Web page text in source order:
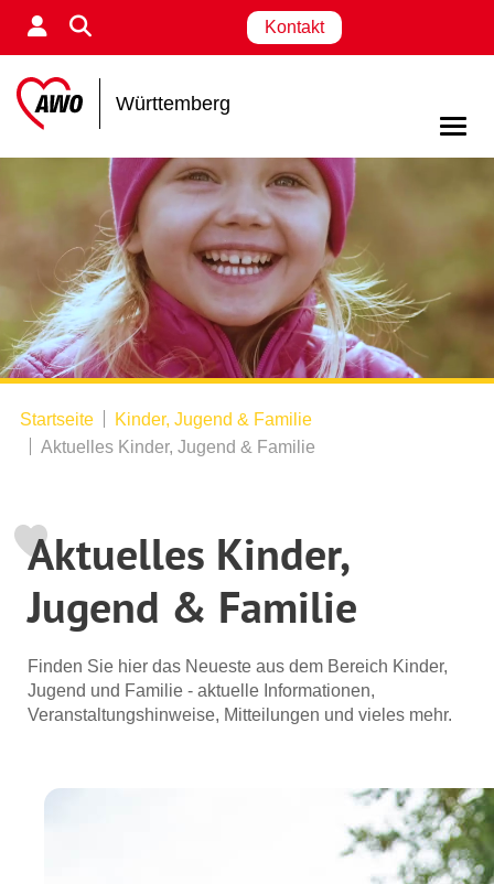
Kontakt
Württemberg
Startseite
Kinder, Jugend & Familie
Aktuelles Kinder, Jugend & Familie
Aktuelles Kinder,
Jugend & Familie
Finden Sie hier das Neueste aus dem Bereich Kinder,
Jugend und Familie - aktuelle Informationen,
Veranstaltungshinweise, Mitteilungen und vieles mehr.